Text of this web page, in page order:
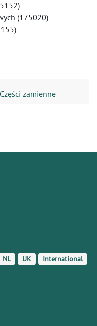
(175020)
Części zamienne
NL UK International